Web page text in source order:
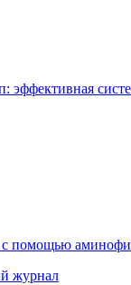
эффективная
помощью
журнал